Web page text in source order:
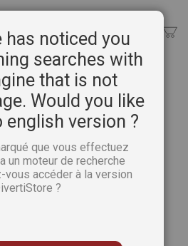
has noticed you
searches with
that is not
Would you like
version ?
que vous effectuez
un moteur de recherche
vous accéder à la version
?